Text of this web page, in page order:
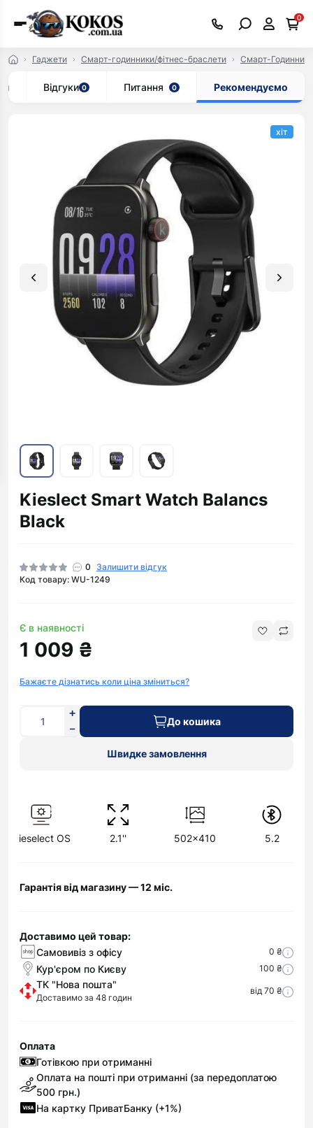
0
Гаджети Смарт-годинники/фітнес-браслети Смарт-Годинник
Відгуки 0 Питання 0 Рекомендуємо
хіт
Kieslect Smart Watch Balancs
Black
0
Залишити відгук
Код товару: WU-1249
Є в наявності
1 009 ₴
Бажаєте дізнатись коли ціна зміниться?
До кошика
Швидке замовлення
Kieselect OS 2.1'' 502x410 5.2
Гарантія від магазину — 12 міс.
Доставимо цей товар:
Самовивіз з офісу
0 ₴
Кур'єром по Києву 100 ₴
ТК "Нова пошта"
Доставимо за 48 годин
від 70 ₴
Оплата
Готівкою при отриманні
Оплата на пошті при отриманні (за передоплатою
500 грн.)
На картку ПриватБанку (+1%)